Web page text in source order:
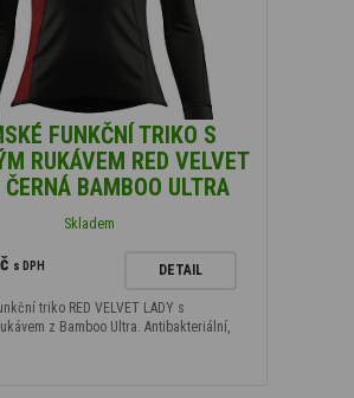
FUNKČNÍ TRIKO S
RUKÁVEM RED VELVET
BAMBOO ULTRA
Skladem
s DPH DETAIL
triko RED VELVET LADY s
z Bamboo Ultra. Antibakteriální,